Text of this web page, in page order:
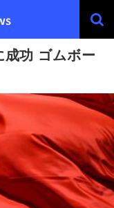
功 ゴムボー